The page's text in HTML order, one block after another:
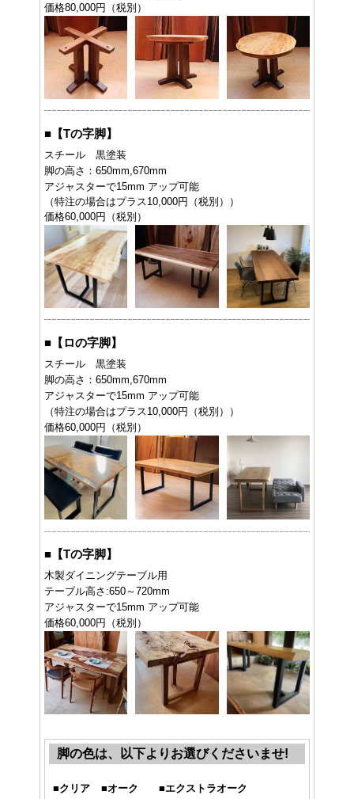
価格80,000円（税別）
■ 【Tの字脚】
スチール 黒塗装
脚の高さ：650mm,670mm
アジャスターで15mm アップ可能
（特注の場合はプラス10,000円（税別））
価格60,000円（税別）
■ 【ロの字脚】
スチール 黒塗装
脚の高さ：650mm,670mm
アジャスターで15mm アップ可能
（特注の場合はプラス10,000円（税別））
価格60,000円（税別）
■ 【Tの字脚】
木製ダイニングテーブル用
テーブル高さ:650～720mm
アジャスターで15mm アップ可能
価格60,000円（税別）
脚の色は、以下よりお選びくださいませ!
■クリア ■オーク ■エクストラオーク